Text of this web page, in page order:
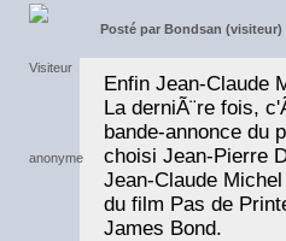
Posté par Bondsan (visiteur)
Enfin Jean-Claude
La derniÃ¨re fois,
bande-annonce du
choisi Jean-Pierre
Jean-Claude
du film Pas de
James Bond.